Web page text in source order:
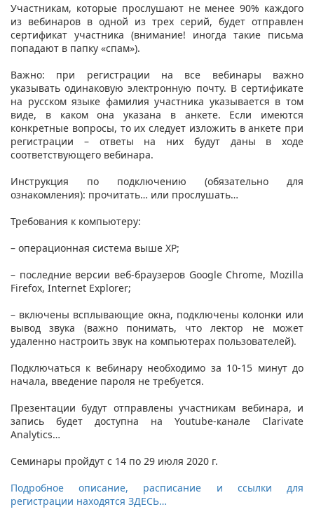
Участникам, которые прослушают не менее 90% каждого
из вебинаров в одной из трех серий, будет отправлен
сертификат участника (внимание! иногда такие письма
попадают в папку «спам»).
Важно: при регистрации на все вебинары важно
указывать одинаковую электронную почту. В сертификате
на русском языке фамилия участника указывается в том
виде, в каком она указана в анкете. Если имеются
конкретные вопросы, то их следует изложить в анкете при
регистрации – ответы на них будут даны в ходе
соответствующего вебинара.
Инструкция по подключению (обязательно для
ознакомления): прочитать… или прослушать…
Требования к компьютеру:
– операционная система выше ХР;
– последние версии веб-браузеров Google Chrome, Mozilla
Firefox, Internet Explorer;
– включены всплывающие окна, подключены колонки или
вывод звука (важно понимать, что лектор не может
удаленно настроить звук на компьютерах пользователей).
Подключаться к вебинару необходимо за 10-15 минут до
начала, введение пароля не требуется.
Презентации будут отправлены участникам вебинара, и
запись будет доступна на Youtube-канале Clarivate
Analytics…
Семинары пройдут с 14 по 29 июля 2020 г.
Подробное описание, расписание и ссылки для
регистрации находятся ЗДЕСЬ…